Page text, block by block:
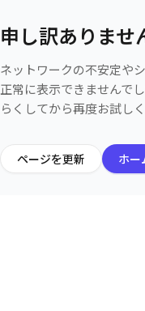
申し訳ありませ
ネットワークの不安定や
正常に表示できませんで
らくしてから再度お試しく
ページを更新 ホー